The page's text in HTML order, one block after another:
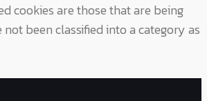
cookies are those that are being
been classified into a category as